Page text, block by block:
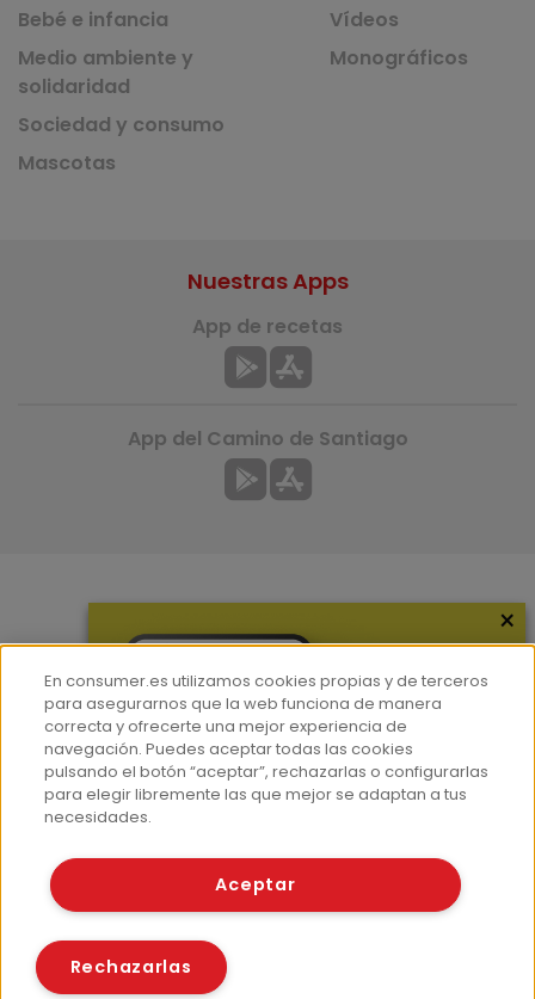
Bebé e infancia
Medio ambiente y
solidaridad
Sociedad y consumo
Mascotas
Vídeos
Monográficos
Hemeroteca
Contacto
Prensa
Corpus Lingüístico Consumer
Nuestras Apps
App de recetas
App del Camino de Santiago
© Fundación EROSKI
Políticas de cookies
×
En consumer.es utilizamos cookies propias y de terceros
para asegurarnos que la web funciona de manera
correcta y ofrecerte una mejor experiencia de
navegación. Puedes aceptar todas las cookies
pulsando el botón “aceptar”, rechazarlas o configurarlas
para elegir libremente las que mejor se adaptan a tus
necesidades.
Aceptar
Rechazarlas